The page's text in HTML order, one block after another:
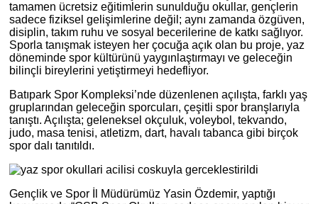
tamamen ücretsiz eğitimlerin sunulduğu okullar, gençlerin
sadece fiziksel gelişimlerine değil; aynı zamanda özgüven,
disiplin, takım ruhu ve sosyal becerilerine de katkı sağlıyor.
Sporla tanışmak isteyen her çocuğa açık olan bu proje, yaz
döneminde spor kültürünü yaygınlaştırmayı ve geleceğin
bilinçli bireylerini yetiştirmeyi hedefliyor.
Batıpark Spor Kompleksi’nde düzenlenen açılışta, farklı yaş
gruplarından geleceğin sporcuları, çeşitli spor branşlarıyla
tanıştı. Açılışta; geleneksel okçuluk, voleybol, tekvando,
judo, masa tenisi, atletizm, dart, havalı tabanca gibi birçok
spor dalı tanıtıldı.
Gençlik ve Spor İl Müdürümüz Yasin Özdemir, yaptığı